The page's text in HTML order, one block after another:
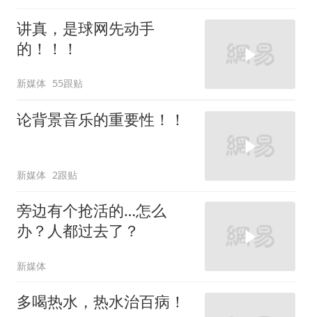
讲真，是球网先动手
的！！！
新媒体 55跟贴
论背景音乐的重要性！！
新媒体 2跟贴
旁边有个抢活的…怎么
办？人都过去了？
新媒体
多喝热水，热水治百病！